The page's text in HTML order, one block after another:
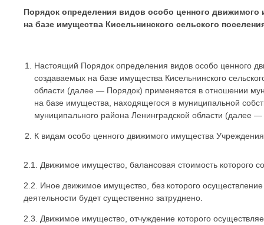
Порядок определения видов особо ценного
на базе имущества Кисельнинского сельского
Настоящий Порядок определения видов особо ценного
создаваемых на базе имущества Кисельнинского
области (далее — Порядок) применяется в отношении
на базе имущества, находящегося в муниципальной
муниципального района Ленинградской области (далее
К видам особо ценного движимого имущества
2.1. Движимое имущество, балансовая стоимость которого
2.2. Иное движимое имущество, без которого
деятельности будет существенно затруднено.
2.3. Движимое имущество, отчуждение которого